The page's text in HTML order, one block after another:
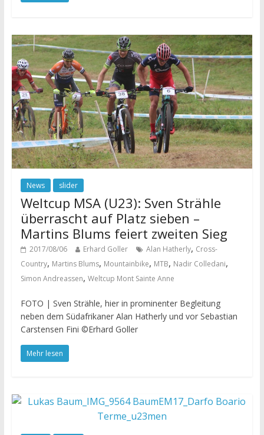
News slider
Weltcup MSA (U23): Sven Strähle
überrascht auf Platz sieben –
Martins Blums feiert zweiten Sieg
2017/08/06 Erhard Goller Alan Hatherly, Cross-
Country, Martins Blums, Mountainbike, MTB, Nadir Colledani,
Simon Andreassen, Weltcup Mont Sainte Anne
FOTO | Sven Strähle, hier in prominenter Begleitung
neben dem Südafrikaner Alan Hatherly und vor Sebastian
Carstensen Fini ©Erhard Goller
Mehr lesen